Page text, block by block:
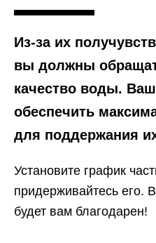
Из-за их
вы должны
качество воды.
обеспечить
для поддержания
Установите график
придерживайтесь его.
будет вам благодарен!